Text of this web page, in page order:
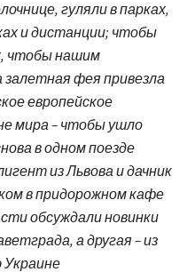
гуляли в парках,
и дистанции; чтобы
чтобы нашим
фея привезла
европейское
мира – чтобы ушло
в одном поезде
из Львова и дачник
в придорожном кафе
обсуждали новинки
а другая – из
Украине